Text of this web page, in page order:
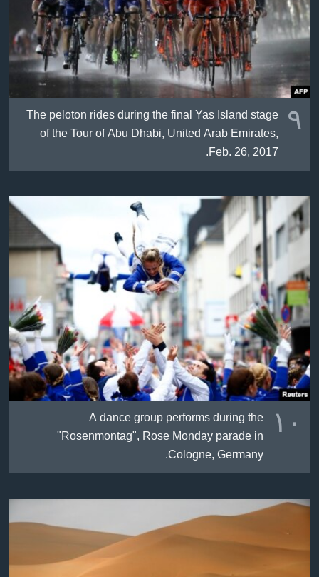
ژیان لە فەرهەنگدا
Learning English
FOLLOW US
زمانه‌کان٩ The peloton rides during the final Yas Island stage
of the Tour of Abu Dhabi, United Arab Emirates,
Feb. 26, 2017.
١٠ A dance group performs during the
"Rosenmontag", Rose Monday parade in
Cologne, Germany.